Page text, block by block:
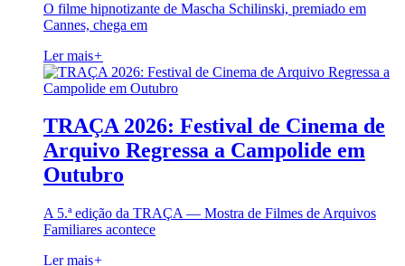
O filme hipnotizante de Mascha Schilinski, premiado em
Cannes, chega em
Ler mais+
TRAÇA 2026: Festival de Cinema de
Arquivo Regressa a Campolide em
Outubro
A 5.ª edição da TRAÇA — Mostra de Filmes de Arquivos
Familiares acontece
Ler mais+